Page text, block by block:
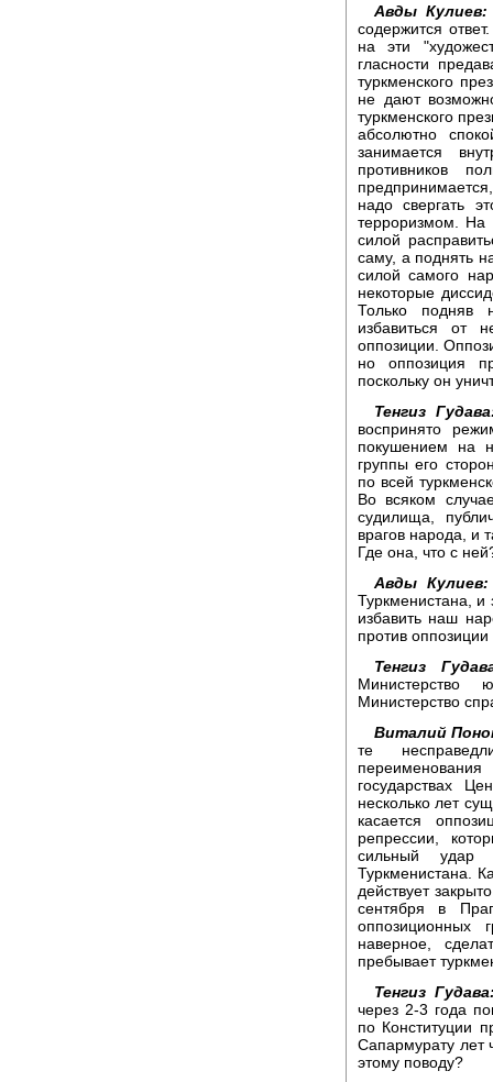
Авды Кулиев:
содержится
на эти
гласности
туркменского
не дают
туркменского
абсолютно
занимается
противников
надо свергать
терроризмом. На
силой
саму, а поднять
силой самого
некоторые
Только подняв
избавиться от
оппозиции.
но оппозиция
поскольку он
Тенгиз
воспринято
покушением на
группы его
по всей
Во всяком
судилища,
врагов народа, и
Где она, что с
Авды Кулиев:
Туркменистана,
избавить наш
против
Тенгиз
Министерство
Министерство
Виталий
те
государствах
несколько лет
касается
репрессии,
сильный удар
Туркменистана.
действует
сентября в
оппозиционных
наверное,
пребывает
Тенгиз
через 2-3 года
по Конституции
Сапармурату лет
этому поводу?